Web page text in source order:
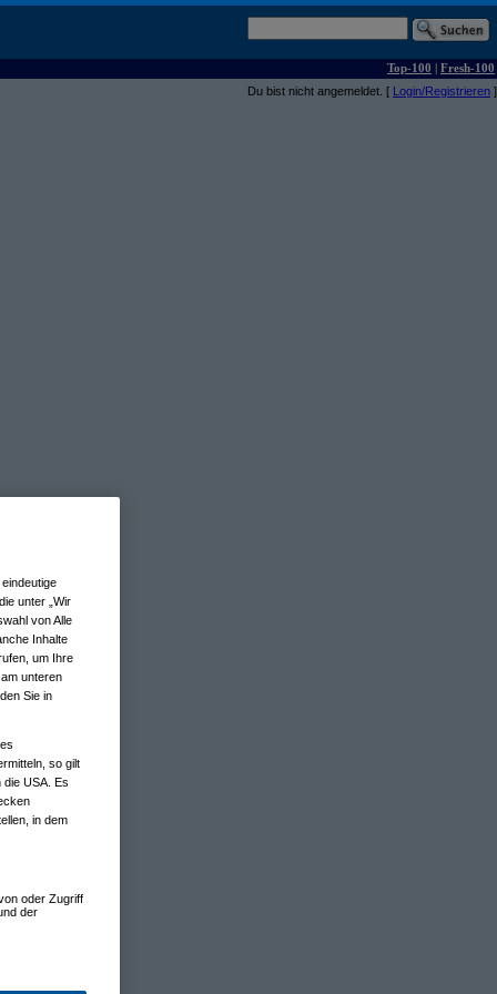
Top-100 | Fresh-100
Du bist nicht angemeldet. [ Login/Registrieren ]
unter „Wir
von Alle
Inhalte
um Ihre
unteren
Sie in
so gilt
die USA. Es
in dem
oder Zugriff
der